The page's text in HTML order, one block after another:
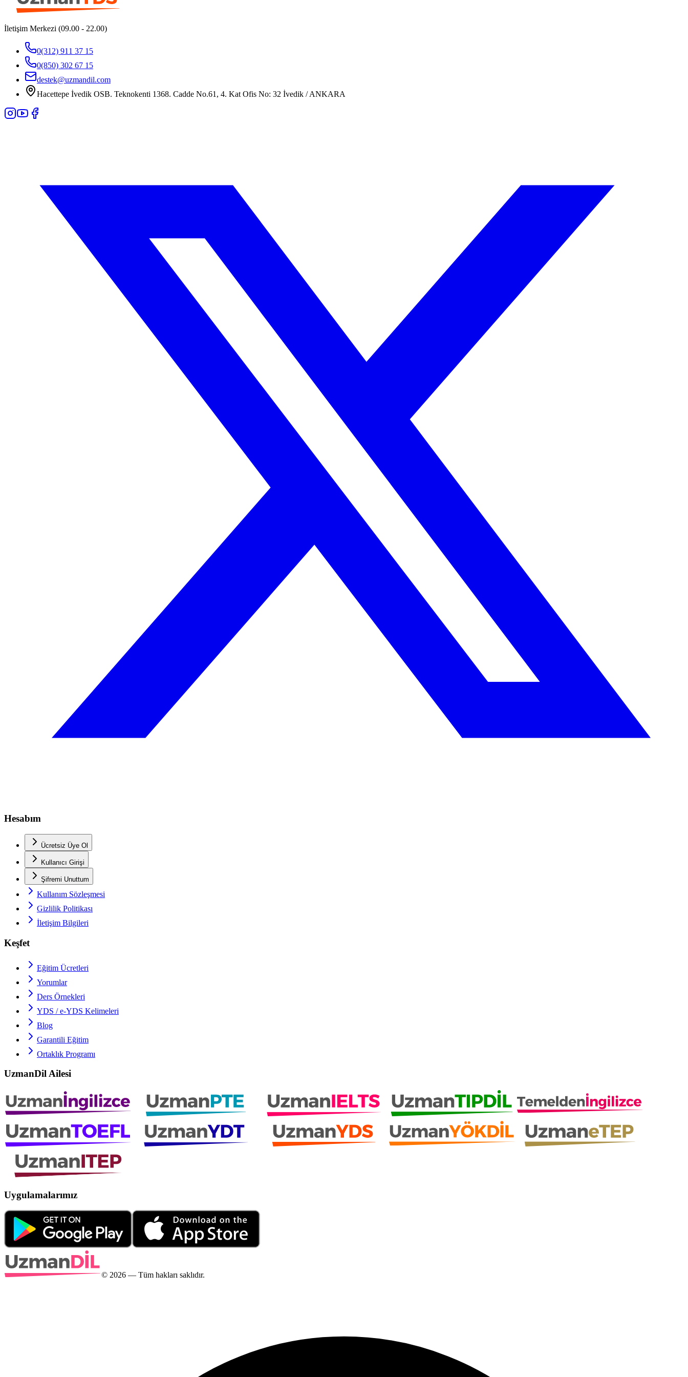
İletişim Merkezi (09.00 - 22.00)
0(312) 911 37 15
0(850) 302 67 15
destek@uzmandil.com
Hacettepe İvedik OSB. Teknokenti 1368. Cadde No.61, 4. Kat Ofis No: 32 İvedik / ANKARA
Hesabım
Ücretsiz Üye Ol
Kullanıcı Girişi
Şifremi Unuttum
Kullanım Sözleşmesi
Gizlilik Politikası
İletişim Bilgileri
Keşfet
Eğitim Ücretleri
Yorumlar
Ders Örnekleri
YDS / e-YDS Kelimeleri
Blog
Garantili Eğitim
Ortaklık Programı
UzmanDil Ailesi
Uygulamalarımız
© 2026 — Tüm hakları saklıdır.